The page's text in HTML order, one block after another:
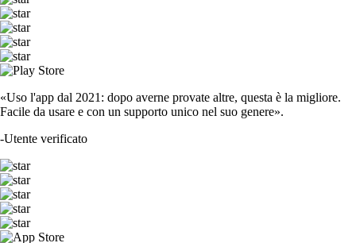
«Uso l'app dal 2021: dopo averne provate altre, questa è la migliore.
Facile da usare e con un supporto unico nel suo genere».
-Utente verificato